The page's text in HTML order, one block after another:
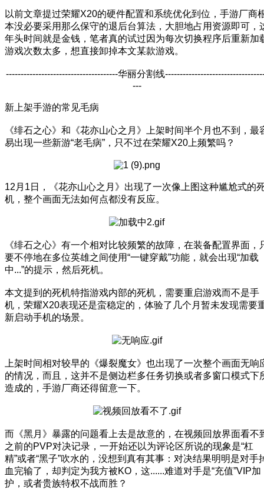
以前文章提过荣耀X20的硬件配置和系统优化到位，手游厂商
本没必要采用那么保守的退后台算法，大胆地占用资源即可，
年头时间就是金钱，笔者真的试过因为每次切换程序后重新加
游戏次数太多，想直接卸掉本文某款游戏。
--------------------------------------华丽分割线
---
新上架手游的常见毛病
《绯石之心》和《花亦山心之月》上架时间半个月也不到，最
易出现一些新游“老毛病”，只不过在荣耀X20上频繁吗？
12月1日，《花亦山心之月》出现了一次像上图这种尴尬式的
机，整个画面无法如何点都没有反应。
《绯石之心》有一个相对比较频繁的故障，在装备配置界面，
要不停地在多位英雄之间使用“一键穿戴”功能，就会出现“加载
中...”的提示，然后死机。
本文提到的死机特指游戏内部的死机，需要重启游戏而不是手
机，荣耀X20表现还是蛮稳定的，体验了几个月暂未发现需要
新启动手机的场景。
上架时间相对较早的《爆裂魔女》也出现了一次整个画面无响
的情况，而且，这并不是侧边栏多任务切换或者多窗口模式下
造成的，手游厂商还得留意一下。
而《黑月》暴露的问题看上去是故意的，在视频回放界面看不
之前的PVP对决记录，一开始还以为评论区所说的现象是“杠
精”或者“黑子”吹水的，没想到真有其事：对决结果明明是对手
血完输了，却判定为我方被KO，这......难道对手是“充值”VIP加
护，或者贵族特权不战而胜？